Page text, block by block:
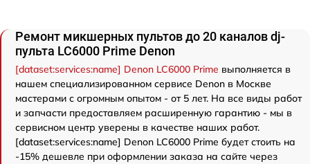
Ремонт микшерных пультов до 20 каналов dj-
пульта LC6000 Prime Denon
[dataset:services:name] Denon LC6000 Prime выполняется в
нашем специализированном сервисе Denon в Москве
мастерами с огромным опытом - от 5 лет. На все виды работ
и запчасти предоставляем расширенную гарантию - мы в
сервисном центр уверены в качестве наших работ.
[dataset:services:name] Denon LC6000 Prime будет стоить на
-15% дешевле при оформлении заказа на сайте через